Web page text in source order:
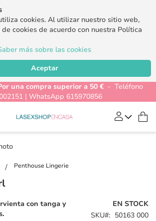
cookies. Al utilizar nuestro sitio web,
cookies de acuerdo con nuestra Política
más sobre las cookies
Aceptar
una compra superior a 50 €- Teléfono
| WhatsApp 615970856
Penthouse Lingerie
EN STOCK
SKU
50163 000
con tanga y